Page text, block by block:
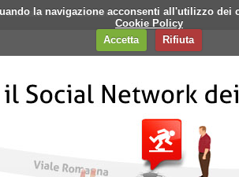
la navigazione acconsenti all'utilizzo
Cookie Policy
Accetta
Rifiuta
Contatti Banner